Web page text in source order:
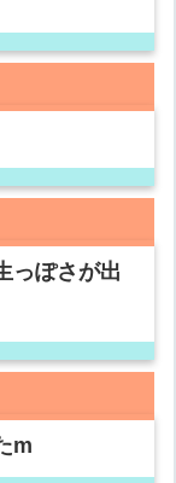
っぽさが出
m